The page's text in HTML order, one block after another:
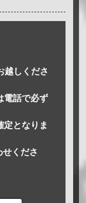
越しくださ
電話で必ず
定となりま
くださ